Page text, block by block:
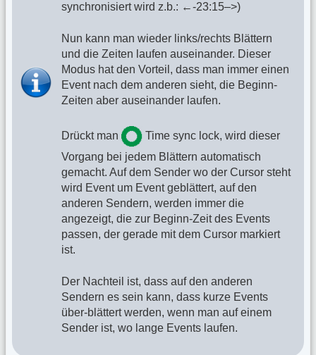
synchronisiert wird z.b.: ←-23:15–>)
Nun kann man wieder links/rechts Blättern
und die Zeiten laufen auseinander. Dieser
Modus hat den Vorteil, dass man immer einen
Event nach dem anderen sieht, die Beginn-
Zeiten aber auseinander laufen.
Drückt man
Time sync lock, wird dieser
Vorgang bei jedem Blättern automatisch
gemacht. Auf dem Sender wo der Cursor steht
wird Event um Event geblättert, auf den
anderen Sendern, werden immer die
angezeigt, die zur Beginn-Zeit des Events
passen, der gerade mit dem Cursor markiert
ist.
Der Nachteil ist, dass auf den anderen
Sendern es sein kann, dass kurze Events
über-blättert werden, wenn man auf einem
Sender ist, wo lange Events laufen.